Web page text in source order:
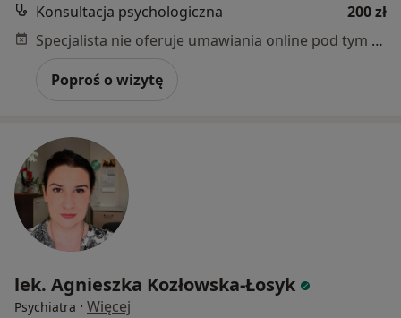
Konsultacja psychologiczna
200 zł
Specjalista nie oferuje umawiania online pod tym adresem.
Poproś o wizytę
lek. Agnieszka Kozłowska-Łosyk
Psychiatra · Więcej